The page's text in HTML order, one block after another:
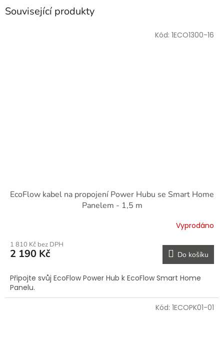
Související produkty
EcoFlow kabel na propojení Power Hubu se Smart Home
Panelem - 1,5 m
Vyprodáno
1 810 Kč bez DPH
2 190 Kč Do košíku
Připojte svůj EcoFlow Power Hub k EcoFlow Smart Home
Panelu.
Kód: 1ECO1300-16
Kód: 1ECOPK01-01